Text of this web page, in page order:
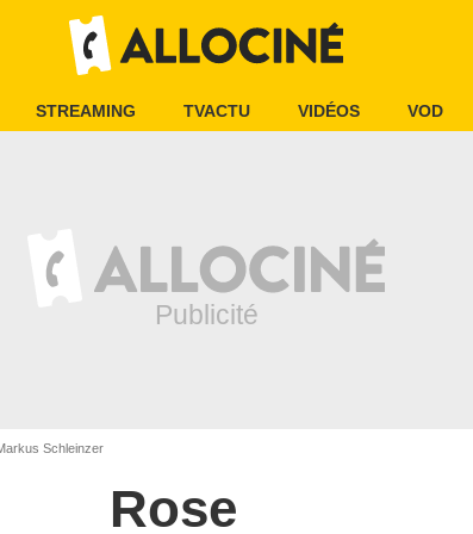
STREAMING TVACTU VIDÉOS VOD
Schleinzer
Rose